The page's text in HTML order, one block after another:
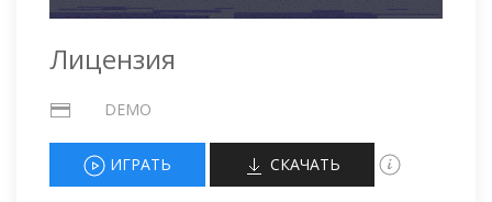
Лицензия
DEMO
ИГРАТЬ СКАЧАТЬ